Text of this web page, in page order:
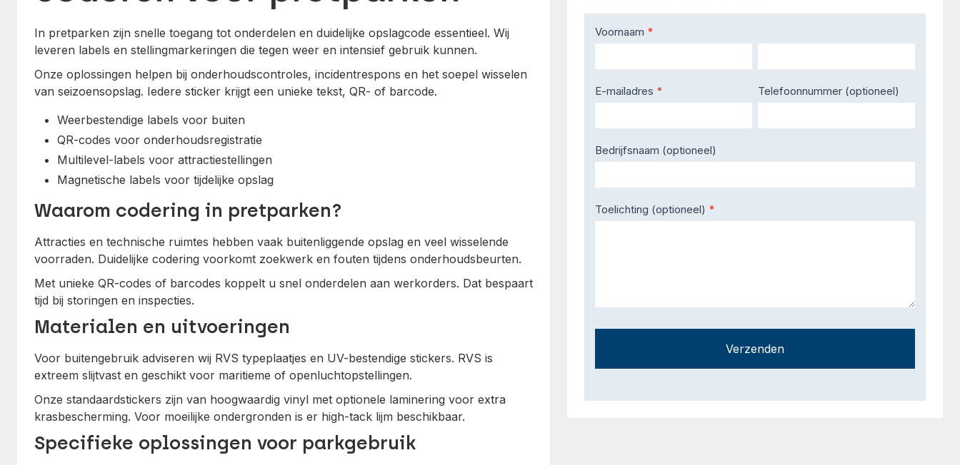
In pretparken zijn snelle toegang tot onderdelen en duidelijke opslagcode essentieel. Wij
leveren labels en stellingmarkeringen die tegen weer en intensief gebruik kunnen.
Onze oplossingen helpen bij onderhoudscontroles, incidentrespons en het soepel wisselen
van seizoensopslag. Iedere sticker krijgt een unieke tekst, QR- of barcode.
Weerbestendige labels voor buiten
QR-codes voor onderhoudsregistratie
Multilevel-labels voor attractiestellingen
Magnetische labels voor tijdelijke opslag
Waarom codering in pretparken?
Attracties en technische ruimtes hebben vaak buitenliggende opslag en veel wisselende
voorraden. Duidelijke codering voorkomt zoekwerk en fouten tijdens onderhoudsbeurten.
Met unieke QR-codes of barcodes koppelt u snel onderdelen aan werkorders. Dat bespaart
tijd bij storingen en inspecties.
Materialen en uitvoeringen
Voor buitengebruik adviseren wij RVS typeplaatjes en UV-bestendige stickers. RVS is
extreem slijtvast en geschikt voor maritieme of openluchtopstellingen.
Onze standaardstickers zijn van hoogwaardig vinyl met optionele laminering voor extra
krasbescherming. Voor moeilijke ondergronden is er high-tack lijm beschikbaar.
Specifieke oplossingen voor parkgebruik
Contact
Us
Voornaam *
E-mailadres * Telefoonnummer (optioneel)
Bedrijfsnaam (optioneel)
Toelichting (optioneel) *
Verzenden